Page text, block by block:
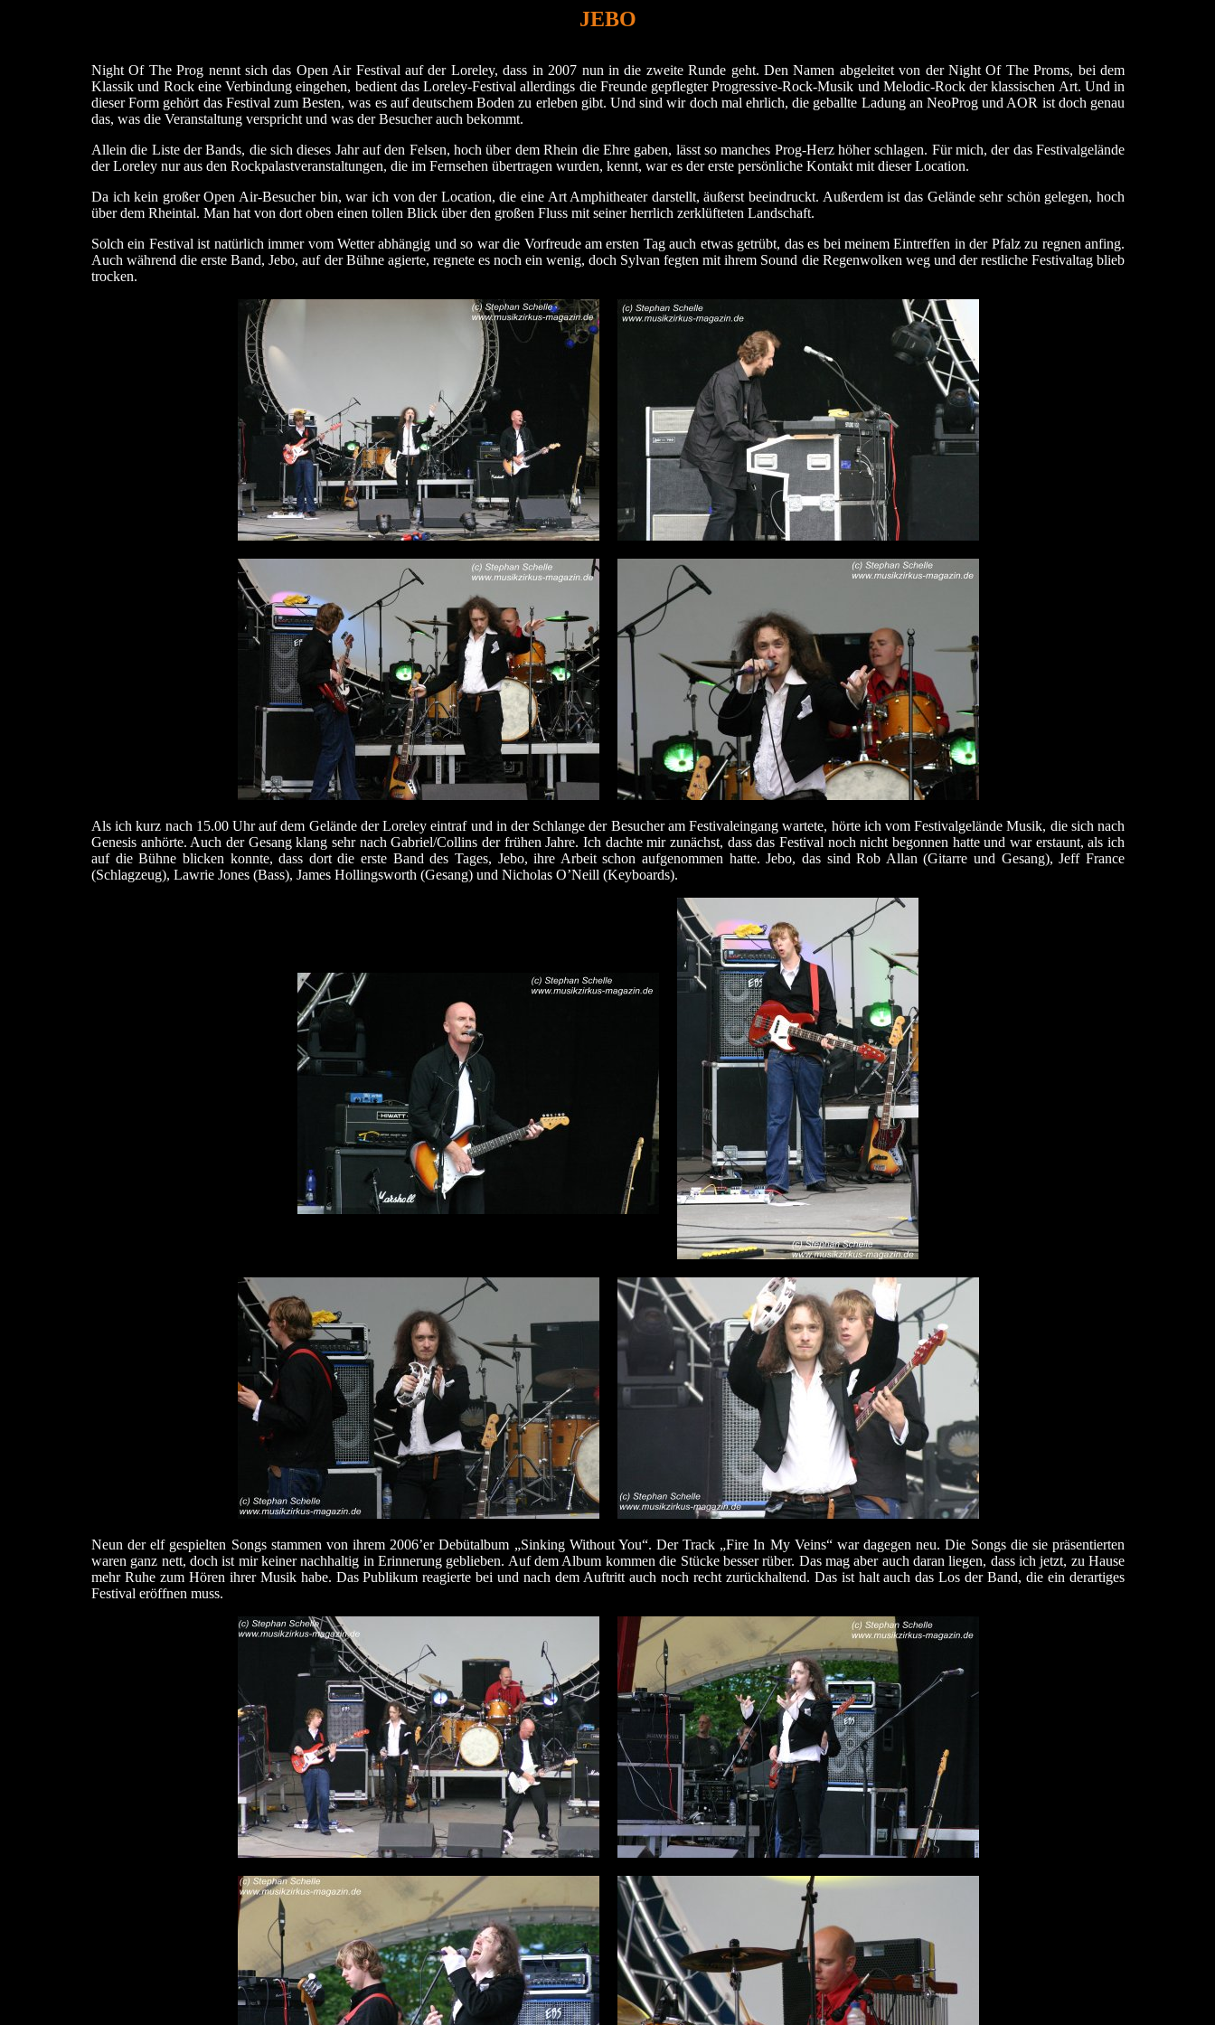
JEBO
Night Of The Prog nennt sich das Open Air Festival auf der Loreley, dass in 2007 nun in die zweite Runde geht. Den Namen abgeleitet von der Night Of The Proms, bei dem
Klassik und Rock eine Verbindung eingehen, bedient das Loreley-Festival allerdings die Freunde gepflegter Progressive-Rock-Musik und Melodic-Rock der klassischen Art. Und in
dieser Form gehört das Festival zum Besten, was es auf deutschem Boden zu erleben gibt. Und sind wir doch mal ehrlich, die geballte Ladung an NeoProg und AOR ist doch genau
das, was die Veranstaltung verspricht und was der Besucher auch bekommt.
Allein die Liste der Bands, die sich dieses Jahr auf den Felsen, hoch über dem Rhein die Ehre gaben, lässt so manches Prog-Herz höher schlagen. Für mich, der das Festivalgelände
der Loreley nur aus den Rockpalastveranstaltungen, die im Fernsehen übertragen wurden, kennt, war es der erste persönliche Kontakt mit dieser Location.
Da ich kein großer Open Air-Besucher bin, war ich von der Location, die eine Art Amphitheater darstellt, äußerst beeindruckt. Außerdem ist das Gelände sehr schön gelegen, hoch
über dem Rheintal. Man hat von dort oben einen tollen Blick über den großen Fluss mit seiner herrlich zerklüfteten Landschaft.
Solch ein Festival ist natürlich immer vom Wetter abhängig und so war die Vorfreude am ersten Tag auch etwas getrübt, das es bei meinem Eintreffen in der Pfalz zu regnen anfing.
Auch während die erste Band, Jebo, auf der Bühne agierte, regnete es noch ein wenig, doch Sylvan fegten mit ihrem Sound die Regenwolken weg und der restliche Festivaltag blieb
trocken.
Als ich kurz nach 15.00 Uhr auf dem Gelände der Loreley eintraf und in der Schlange der Besucher am Festivaleingang wartete, hörte ich vom Festivalgelände Musik, die sich nach
Genesis anhörte. Auch der Gesang klang sehr nach Gabriel/Collins der frühen Jahre. Ich dachte mir zunächst, dass das Festival noch nicht begonnen hatte und war erstaunt, als ich
auf die Bühne blicken konnte, dass dort die erste Band des Tages, Jebo, ihre Arbeit schon aufgenommen hatte. Jebo, das sind Rob Allan (Gitarre und Gesang), Jeff France
(Schlagzeug), Lawrie Jones (Bass), James Hollingsworth (Gesang) und Nicholas O’Neill (Keyboards).
Neun der elf gespielten Songs stammen von ihrem 2006’er Debütalbum „Sinking Without You“. Der Track „Fire In My Veins“ war dagegen neu. Die Songs die sie präsentierten
waren ganz nett, doch ist mir keiner nachhaltig in Erinnerung geblieben. Auf dem Album kommen die Stücke besser rüber. Das mag aber auch daran liegen, dass ich jetzt, zu Hause
mehr Ruhe zum Hören ihrer Musik habe. Das Publikum reagierte bei und nach dem Auftritt auch noch recht zurückhaltend. Das ist halt auch das Los der Band, die ein derartiges
Festival eröffnen muss.